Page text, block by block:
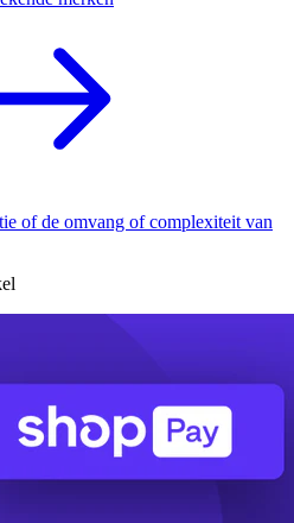
of de omvang of complexiteit van